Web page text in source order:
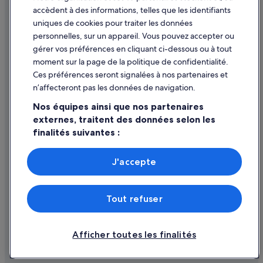
Aide
Assistance
Annuler votre vol
Annuler une réservation d'hôtel ou de location de vacances
Délais de remboursement
Documents de voyage internationaux
Parmi les moyens de paiement acceptés sur expedia.fr figurent :
American Express, Diner’s Club International, Mastercard, Visa, Visa
Electron, CartaSi, Carte Bleue, PayPal et Eurocard.
© 2026 Expedia, Inc., une entreprise d’Expedia Group. Tous droits
réservés. Expedia et le logo Expedia sont des marques déposées ou des
accèdent à des informations, telles que les identifiants
uniques de cookies pour traiter les données
personnelles, sur un appareil. Vous pouvez accepter ou
gérer vos préférences en cliquant ci-dessous ou à tout
moment sur la page de la politique de confidentialité.
Ces préférences seront signalées à nos partenaires et
n’affecteront pas les données de navigation.
Nos équipes ainsi que nos partenaires
externes, traitent des données selon les
finalités suivantes :
Utiliser des données de géolocalisation précises. Analyser
activement les caractéristiques de l’appareil pour
l’identification. Stocker et/ou accéder à des informations
mesure de performance des publicités et du contenu,
études d’audience et développement de services.
Liste de nos partenaires (fournisseurs)
Afficher toutes les finalités
Tout refuser
J'accepte